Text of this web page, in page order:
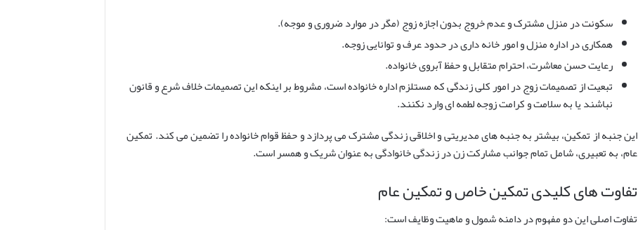
سکونت در منزل مشترک و عدم خروج بدون اجازه زوج (مگر در موارد ضروری و موجه).
همکاری در اداره منزل و امور خانه داری در حدود عرف و توانایی زوجه.
رعایت حسن معاشرت، احترام متقابل و حفظ آبروی خانواده.
تبعیت از تصمیمات زوج در امور کلی زندگی که مستلزم اداره خانواده است، مشروط بر اینکه این تصمیمات خلاف شرع و قانون
نباشند یا به سلامت و کرامت زوجه لطمه ای وارد نکنند.
این جنبه از تمکین، بیشتر به جنبه های مدیریتی و اخلاقی زندگی مشترک می پردازد و حفظ قوام خانواده را تضمین می کند. تمکین
عام، به تعبیری، شامل تمام جوانب مشارکت زن در زندگی خانوادگی به عنوان شریک و همسر است.
تفاوت های کلیدی تمکین خاص و تمکین عام
تفاوت اصلی این دو مفهوم در دامنه شمول و ماهیت وظایف است: